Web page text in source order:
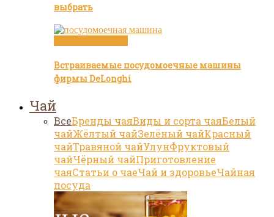
выбрать
Встраиваемые посудомоечные машины
фирмы DeLonghi
Чай
ВсеБренды чаяВиды и сорта чаяБелый
чайЖёлтый чайЗелёный чайКрасный
чайТравяной чайУлунФруктовый
чайЧёрный чайПриготовление
чаяСтатьи о чаеЧай и здоровьеЧайная
посуда